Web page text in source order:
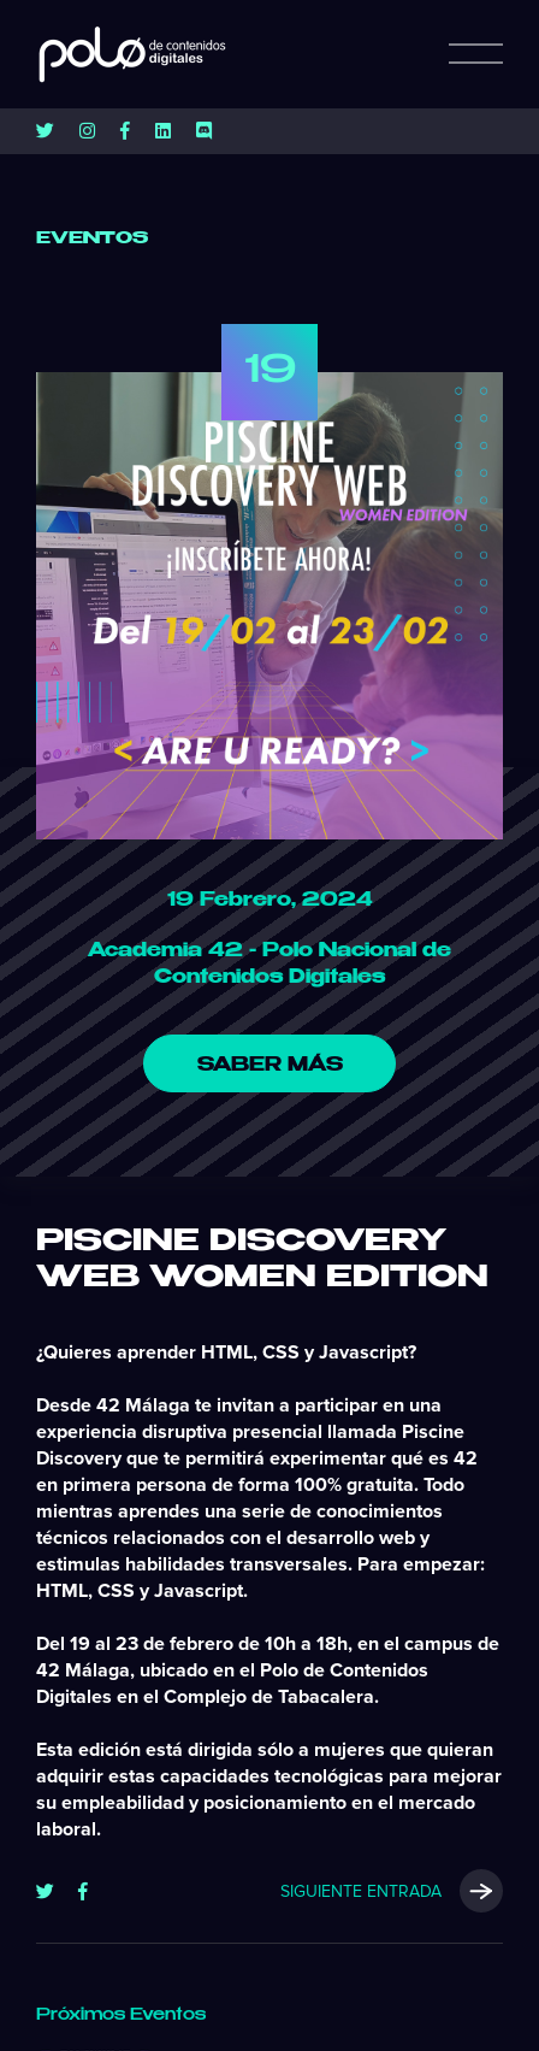
EVENTOS
19
19 Febrero, 2024
Academia 42 - Polo Nacional de
Contenidos Digitales
SABER MÁS
PISCINE DISCOVERY
WEB WOMEN EDITION
¿Quieres aprender HTML, CSS y Javascript?
Desde 42 Málaga te invitan a participar en una
experiencia disruptiva presencial llamada Piscine
Discovery que te permitirá experimentar qué es 42
en primera persona de forma 100% gratuita. Todo
mientras aprendes una serie de conocimientos
técnicos relacionados con el desarrollo web y
estimulas habilidades transversales. Para empezar:
HTML, CSS y Javascript.
Del 19 al 23 de febrero de 10h a 18h, en el campus de
42 Málaga, ubicado en el Polo de Contenidos
Digitales en el Complejo de Tabacalera.
Esta edición está dirigida sólo a mujeres que quieran
adquirir estas capacidades tecnológicas para mejorar
su empleabilidad y posicionamiento en el mercado
laboral.
SIGUIENTE ENTRADA
Próximos Eventos